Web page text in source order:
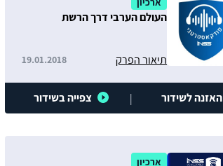
העולם הערבי דרך הרשת
תיאור הפרק 19.01.2018
האזנה לשידור | צפייה בשידור
ארכיון